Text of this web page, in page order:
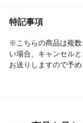
特記事項
※こちらの商品は複数
い場合、キャンセル
お送りしますので予め